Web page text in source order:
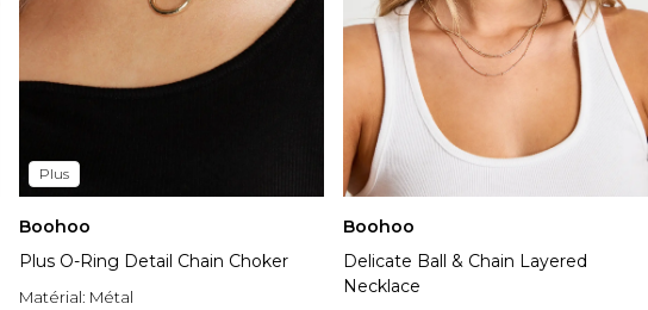
Plus
Boohoo
Plus O-Ring Detail Chain Choker
Matérial: Métal
Boohoo
Delicate Ball & Chain Layered
Necklace